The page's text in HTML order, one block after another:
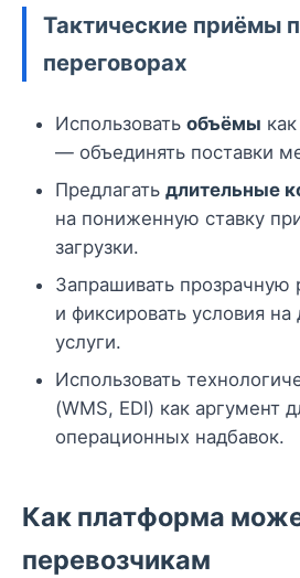
Тактические приёмы
переговорах
Использовать объёмы
— объединять поставки
Предлагать длительные
на пониженную ставку
загрузки.
Запрашивать прозрачную
и фиксировать условия
услуги.
Использовать
(WMS, EDI) как аргумент
операционных надбавок.
Как платформа
перевозчикам